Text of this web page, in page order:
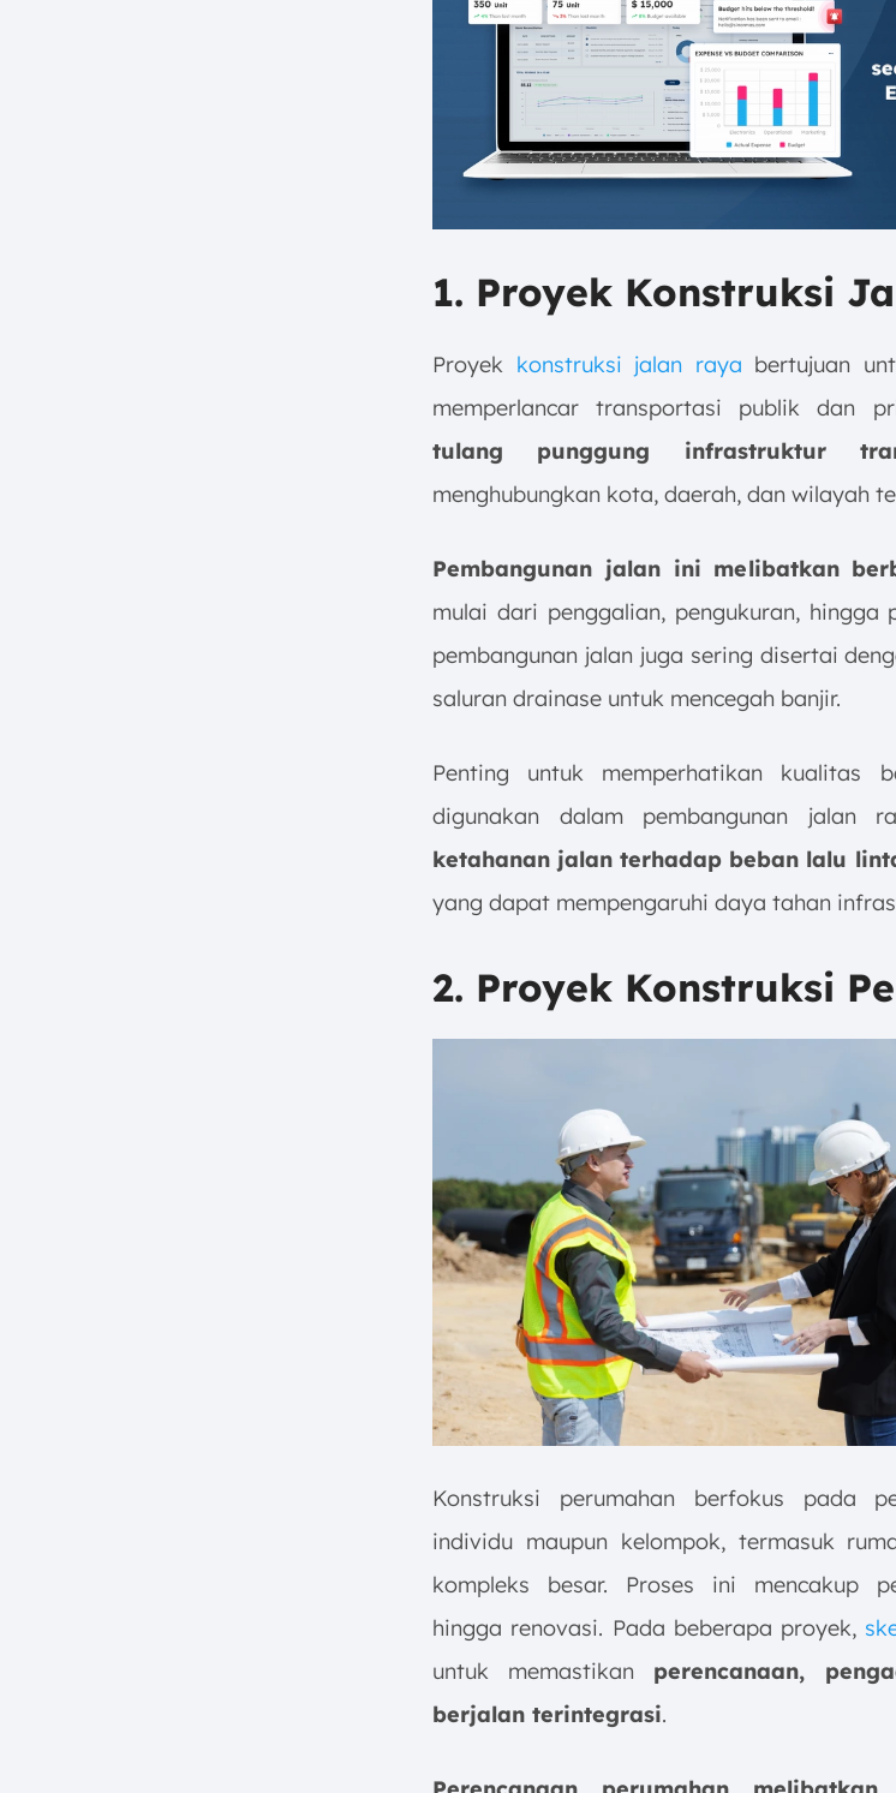
1. Proyek Konstruksi
Proyek konstruksi jalan raya bertujuan
memperlancar transportasi publik dan
tulang punggung infrastruktur
menghubungkan kota, daerah, dan wilayah
Pembangunan jalan ini melibatkan
mulai dari penggalian, pengukuran, hingga
pembangunan jalan juga sering disertai
saluran drainase untuk mencegah banjir.
Penting untuk memperhatikan kualitas
digunakan dalam pembangunan jalan
ketahanan jalan terhadap beban lalu
yang dapat mempengaruhi daya tahan
2. Proyek Konstruksi
Konstruksi perumahan berfokus pada
individu maupun kelompok, termasuk
kompleks besar. Proses ini mencakup
hingga renovasi. Pada beberapa proyek,
untuk memastikan perencanaan,
berjalan terintegrasi.